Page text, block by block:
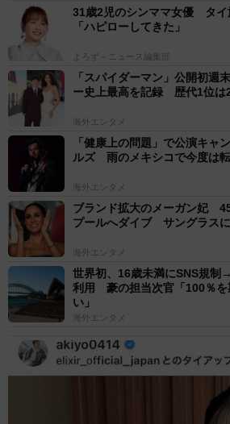
31歳2児のシンママ女優 タイ
「ハピローしてきた」
よろず～ニュース編集部
「スパイダーマン」公開初
ー史上最高を記録 歴代1位は
海外エンタメ
「健康上の問題」で公演キャ
ルズ 雨のメキシコで今度は
海外エンタメ
ブランド拡大のメーガン妃
プールへダイブ サングラス
海外エンタメ
世界初、16歳未満にSNS規制
利用 豪の担当次官「100％を
い」
海外エンタメ